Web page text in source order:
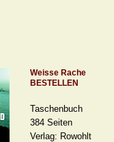
Weisse Rache
BESTELLEN
Taschenbuch
384 Seiten
Verlag: Rowohlt